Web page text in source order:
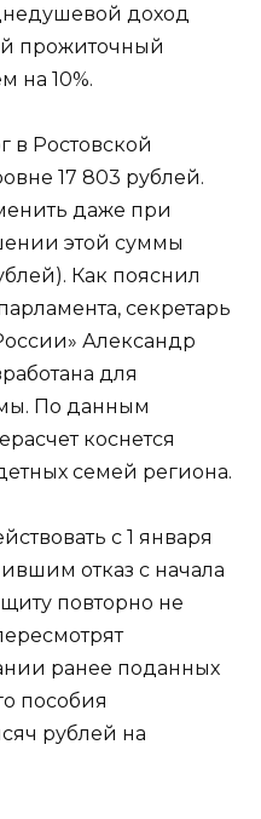
доход
прожиточный
на 10%.
Ростовской
17 803 рублей.
даже при
этой суммы
Как пояснил
секретарь
Александр
для
По данным
коснется
семей региона.
с 1 января
отказ с начала
повторно не
ранее поданных
пособия
рублей на